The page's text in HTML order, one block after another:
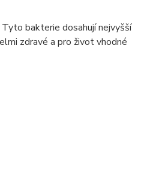
bakterie dosahují nejvyšší
zdravé a pro život vhodné